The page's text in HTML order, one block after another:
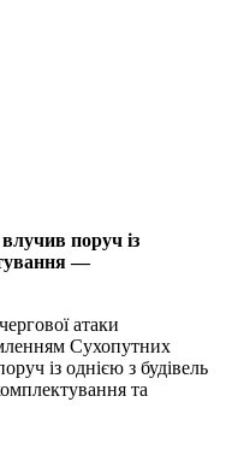
поруч із
—
атаки
Сухопутних
із однією з будівель
та